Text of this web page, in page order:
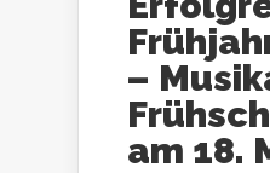
–
am 18.